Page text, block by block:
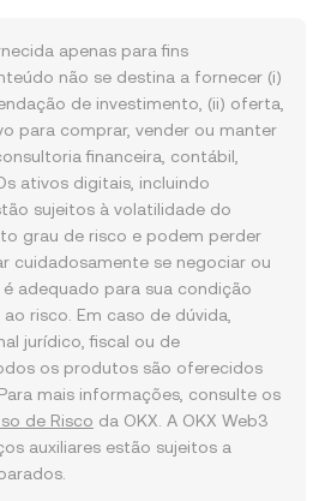
apenas para fins
não se destina a fornecer (i)
de investimento, (ii) oferta,
para comprar, vender ou manter
financeira, contábil,
ativos digitais, incluindo
sujeitos à volatilidade do
grau de risco e podem perder
cuidadosamente se negociar ou
adequado para sua condição
risco. Em caso de dúvida,
jurídico, fiscal ou de
os produtos são oferecidos
mais informações, consulte os
de Risco da OKX. A OKX Web3
auxiliares estão sujeitos a